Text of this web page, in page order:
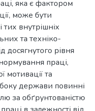
яка є фактором
може бути
внутрішніх
та техніко-
досягнутого рівня
нормування праці,
мотивації та
боку держави повинні
за обґрунтованістю